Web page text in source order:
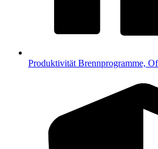
Produktivität Brennprogramme,